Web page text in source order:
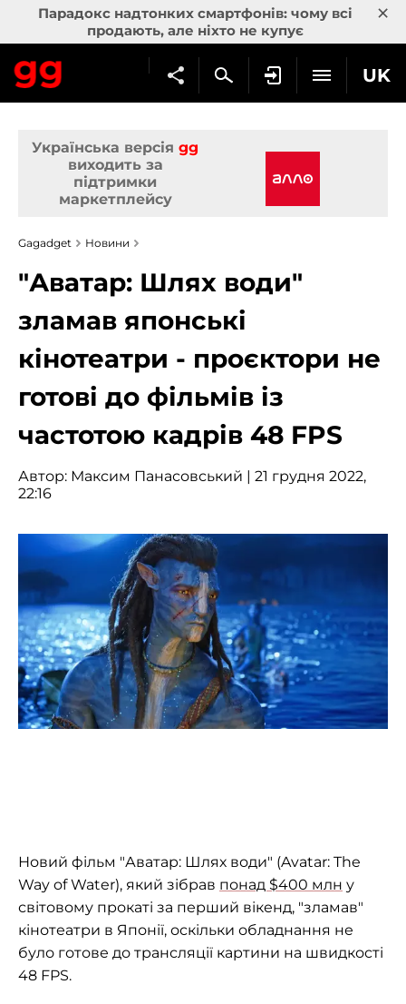
Парадокс надтонких смартфонів: чому всі
продають, але ніхто не купує
×
UK
Українська версія gg
виходить за
підтримки
маркетплейсу
Gagadget Новини
"Аватар: Шлях води"
зламав японські
кінотеатри - проєктори не
готові до фільмів із
частотою кадрів 48 FPS
Автор: Максим Панасовський | 21 грудня 2022,
22:16
Новий фільм "Аватар: Шлях води" (Avatar: The
Way of Water), який зібрав понад $400 млн у
світовому прокаті за перший вікенд, "зламав"
кінотеатри в Японії, оскільки обладнання не
було готове до трансляції картини на швидкості
48 FPS.